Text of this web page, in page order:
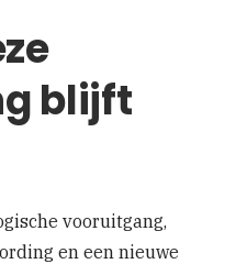
blijft
vooruitgang,
en een nieuwe